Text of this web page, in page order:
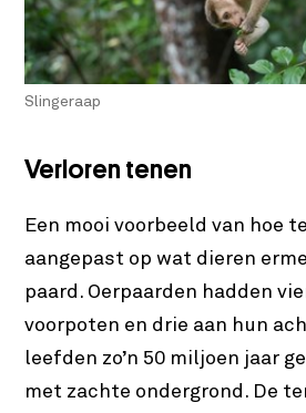
Slingeraap
Verloren tenen
Een mooi voorbeeld van hoe
aangepast op wat dieren
paard. Oerpaarden hadden
voorpoten en drie aan hun
leefden zo’n 50 miljoen jaar
met zachte ondergrond. De